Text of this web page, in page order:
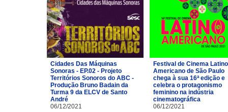
Cidades Das Máquinas
Sonoras - EP.02 - Projeto
Territórios Sonoros do ABC -
Produção Bruno Badain da
Turma 9 da ELCV de Santo
André
06/12/2021
Festival de Cinema
Americano de São Paulo
chega à sua 16ª edição e
celebra o protagonismo
feminino na indústria
cinematográfica
06/12/2021